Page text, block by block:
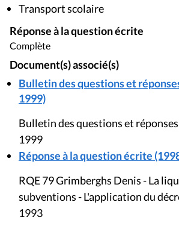
Transport scolaire
Réponse à la question écrite
Complète
Document(s) associé(s)
Bulletin des questions et
1999)
Bulletin des questions et
1999
Réponse à la question écrite
RQE 79 Grimberghs Denis - La
subventions - L'application du
1993